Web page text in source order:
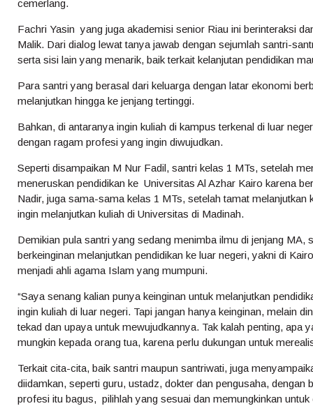
cemerlang.
Fachri Yasin yang juga akademisi senior Riau ini berinteraksi
Malik. Dari dialog lewat tanya jawab dengan sejumlah santri-
serta sisi lain yang menarik, baik terkait kelanjutan pendidikan
Para santri yang berasal dari keluarga dengan latar ekonomi
melanjutkan hingga ke jenjang tertinggi.
Bahkan, di antaranya ingin kuliah di kampus terkenal di luar
dengan ragam profesi yang ingin diwujudkan.
Seperti disampaikan M Nur Fadil, santri kelas 1 MTs, setelah
meneruskan pendidikan ke Universitas Al Azhar Kairo karena
Nadir, juga sama-sama kelas 1 MTs, setelah tamat
ingin melanjutkan kuliah di Universitas di Madinah.
Demikian pula santri yang sedang menimba ilmu di jenjang
berkeinginan melanjutkan pendidikan ke luar negeri, yakni di
menjadi ahli agama Islam yang mumpuni.
“Saya senang kalian punya keinginan untuk melanjutkan
ingin kuliah di luar negeri. Tapi jangan hanya keinginan, melain
tekad dan upaya untuk mewujudkannya. Tak kalah penting, apa
mungkin kepada orang tua, karena perlu dukungan untuk
Terkait cita-cita, baik santri maupun santriwati, juga
diidamkan, seperti guru, ustadz, dokter dan pengusaha, dengan
profesi itu bagus, pilihlah yang sesuai dan memungkinkan